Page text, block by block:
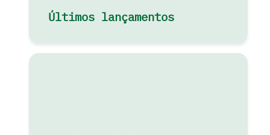
Últimos lançamentos